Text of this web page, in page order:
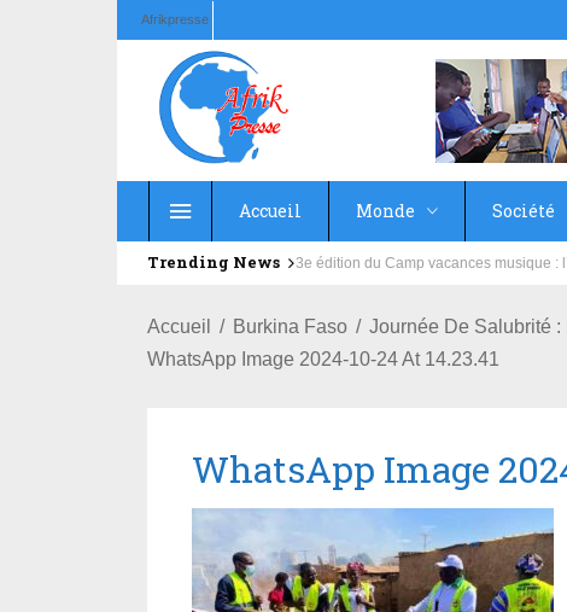
Afrikpresse
Accueil Monde Société
Trending News Education : la fédération de la Russie
Accueil Burkina Faso
Journée De Salubrité
WhatsApp Image 2024-10-24 At 14.23.41
WhatsApp Image